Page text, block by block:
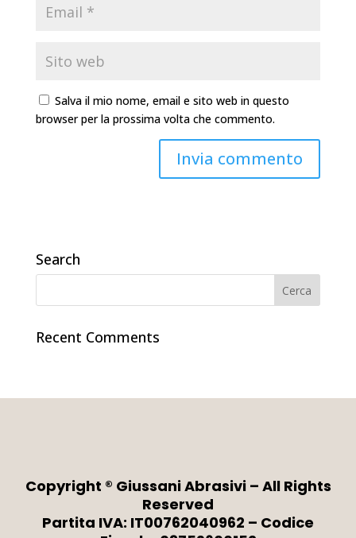
Salva il mio nome, email e sito web in questo
browser per la prossima volta che commento.
Search
Recent Comments
Copyright ® Giussani Abrasivi – All Rights
Reserved
Partita IVA: IT00762040962 – Codice